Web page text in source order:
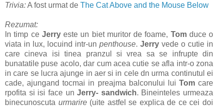
Trivia:A fost urmat de The Cat Above and the Mouse Below
Rezumat:
In timp ce Jerryeste un biet muritor de foame, Tomduce o
viata in lux, locuind intr-un penthouse. Jerry vede o cutie in
care cineva isi tinea pranzul si vrea sa se infrupte din
bunatatile puse acolo, dar cum acea cutie se afla intr-o zona
in care se lucra ajunge in aer si in cele dn urma continutul ei
cade, ajungand tocmai in preajma balconului lui Tomcare
rpofita si isi face unJerry- sandwich. Bineinteles urmeaza
binecunoscuta urmarire(uite astfel se explica de ce cei doi